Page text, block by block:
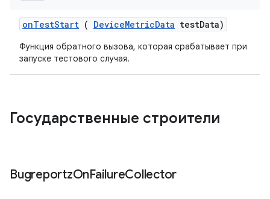
onTestStart ( DeviceMetricData testData)
Функция обратного вызова, которая срабатывает при
запуске тестового случая.
Государственные строители
BugreportzOnFailureCollector